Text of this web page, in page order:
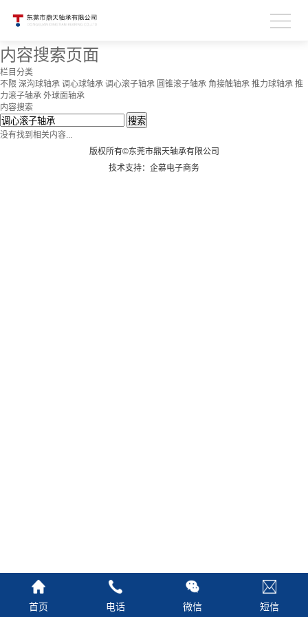
内容搜索页面
栏目分类
不限 深沟球轴承 调心球轴承 调心滚子轴承 圆锥滚子轴承 角接触轴承 推力球轴承 推
力滚子轴承 外球面轴承
内容搜索
搜索
没有找到相关内容...
首页 电话 微信 短信
版权所有©东莞市鼎天轴承有限公司
技术支持：企慕电子商务